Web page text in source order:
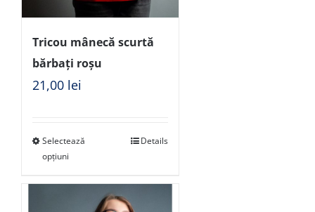
Tricou mânecă scurtă
bărbați roșu
21,00 lei
Selectează
opțiuni
Details